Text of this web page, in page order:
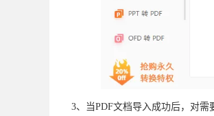
3、当PDF文档导入成功后，对